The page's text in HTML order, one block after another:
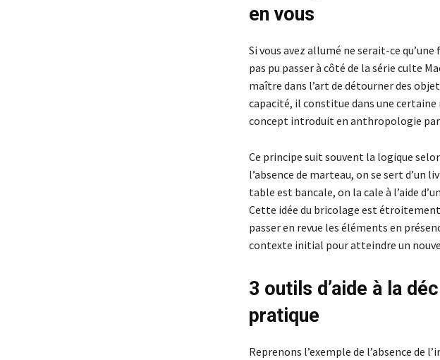
en vous
Si vous avez allumé ne serait-ce
pas pu passer à côté de la série culte
maître dans l’art de détourner des
capacité, il constitue dans une
concept introduit en anthropologie par
Ce principe suit souvent la logique
l’absence de marteau, on se sert d’un
table est bancale, on la cale à l’aide
Cette idée du bricolage est
passer en revue les éléments en
contexte initial pour atteindre un
3 outils d’aide à la
pratique
Reprenons l’exemple de l’absence